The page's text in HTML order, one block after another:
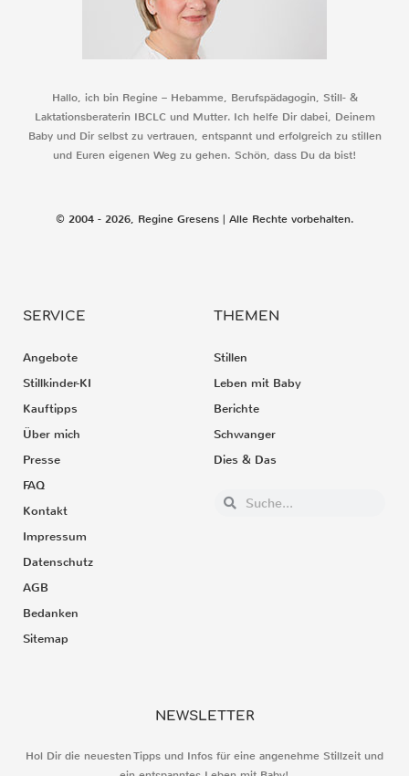
Hallo, ich bin Regine – Hebamme, Berufspädagogin, Still- &
Laktationsberaterin IBCLC und Mutter. Ich helfe Dir dabei, Deinem
Baby und Dir selbst zu vertrauen, entspannt und erfolgreich zu stillen
und Euren eigenen Weg zu gehen. Schön, dass Du da bist!
© 2004 - 2026, Regine Gresens | Alle Rechte vorbehalten.
SERVICE
Angebote
Stillkinder-KI
Kauftipps
Über mich
Presse
FAQ
Kontakt
Impressum
Datenschutz
AGB
Bedanken
Sitemap
THEMEN
Stillen
Leben mit Baby
Berichte
Schwanger
Dies & Das
NEWSLETTER
Hol Dir die neuesten Tipps und Infos für eine angenehme Stillzeit und